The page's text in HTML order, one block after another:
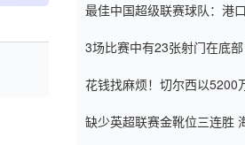
最佳中国超级联赛球队：港
（Taishan）
3场比赛中有23张射门在底部
花钱找麻烦！切尔西以5200
窗口
缺少英超联赛金靴位三连胜